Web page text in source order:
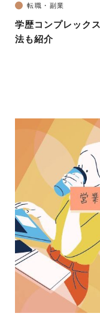
転職・副業
学歴コンプレック
法も紹介